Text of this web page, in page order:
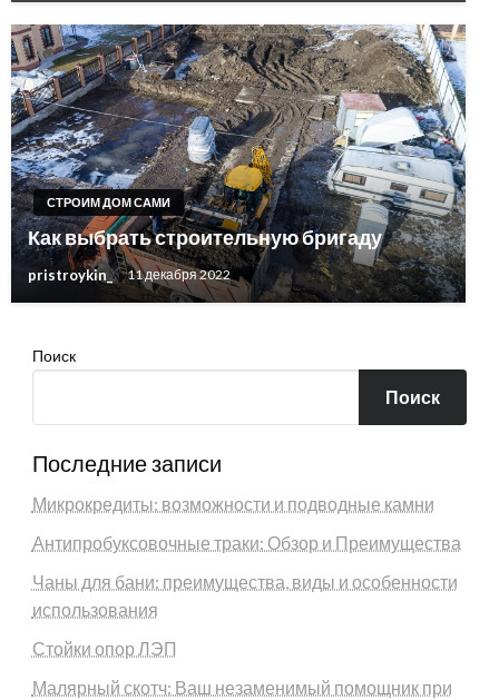
СТРОИМ ДОМ САМИ
Как выбрать строительную бригаду
pristroykin_ 11 декабря 2022
Поиск
Поиск
Последние записи
Микрокредиты: возможности и подводные камни
Антипробуксовочные траки: Обзор и Преимущества
Чаны для бани: преимущества, виды и особенности
использования
Стойки опор ЛЭП
Малярный скотч: Ваш незаменимый помощник при